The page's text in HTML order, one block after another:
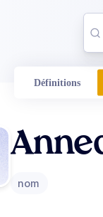
Définitions
nom